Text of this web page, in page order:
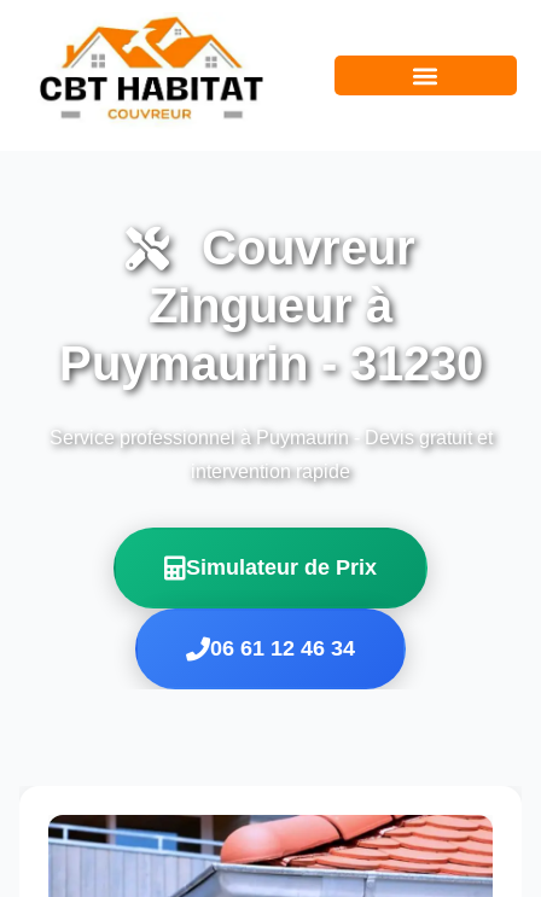
Couvreur
Zingueur à
Puymaurin - 31230
Service professionnel à Puymaurin - Devis gratuit et
intervention rapide
Simulateur de Prix
06 61 12 46 34